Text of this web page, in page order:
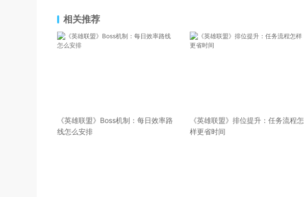
相关推荐
《英雄联盟》Boss机制：每日效率路
线怎么安排
《英雄联盟》排位提升：任务流程怎
样更省时间